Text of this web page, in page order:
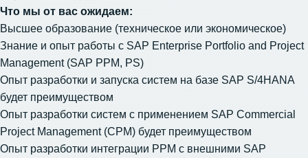
Что мы от вас ожидаем:
Высшее образование (техническое или экономическое)
Знание и опыт работы с SAP Enterprise Portfolio and Project
Management (SAP PPM, PS)
Опыт разработки и запуска систем на базе SAP S/4HANA
будет преимуществом
Опыт разработки систем с применением SAP Commercial
Project Management (CPM) будет преимуществом
Опыт разработки интеграции PPM с внешними SAP